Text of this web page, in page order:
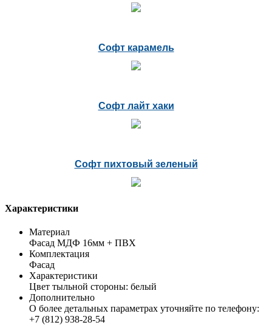
Софт карамель
Софт лайт хаки
Софт пихтовый зеленый
Характеристики
Материал
Фасад МДФ 16мм + ПВХ
Комплектация
Фасад
Характеристики
Цвет тыльной стороны: белый
Дополнительно
О более детальных параметрах уточняйте по телефону:
+7 (812) 938-28-54